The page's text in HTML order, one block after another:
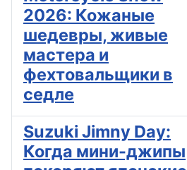
2026: Кожаные
шедевры, живые
мастера и
фехтовальщики в
седле
Suzuki Jimny Day:
Когда мини-джипы